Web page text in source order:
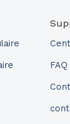
FAQ